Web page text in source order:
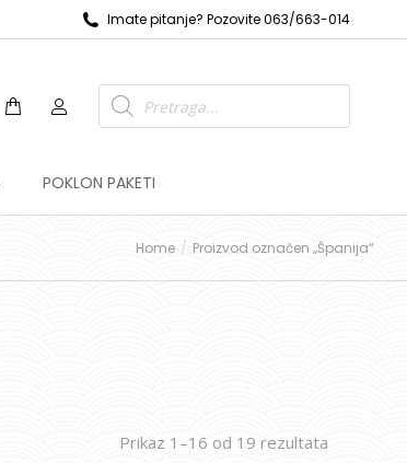
Imate pitanje? Pozovite 063/663-014
POKLON PAKETI
Home Proizvod označen „Španija“
Prikaz 1–16 od 19 rezultata